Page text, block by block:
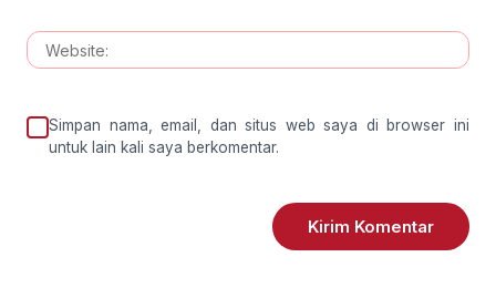
Simpan nama, email, dan situs web saya di browser ini
untuk lain kali saya berkomentar.